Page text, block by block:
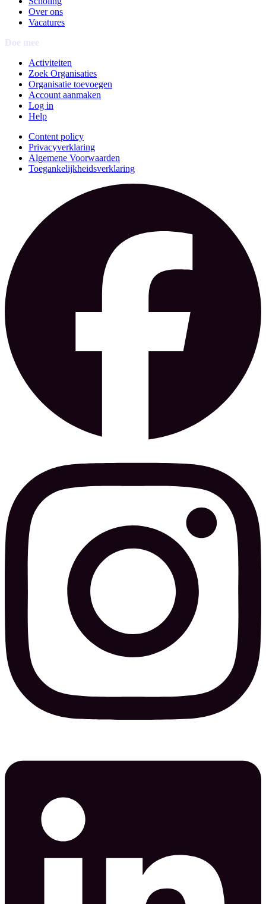
Over ons
Vacatures
Doe mee
Activiteiten
Zoek Organisaties
Organisatie toevoegen
Account aanmaken
Log in
Help
Content policy
Privacyverklaring
Algemene Voorwaarden
Toegankelijkheidsverklaring